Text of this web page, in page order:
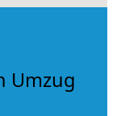
Umzug